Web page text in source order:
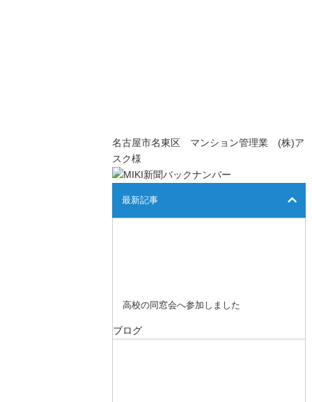
名古屋市名東区 マンション管理業 (株)ア
スク様
最新記事
高校の同窓会へ参加しました
ブログ